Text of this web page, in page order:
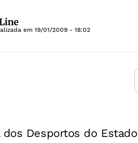
em 19/01/2009 - 18:02
Desportos do